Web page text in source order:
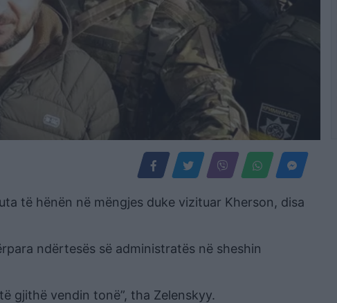
të hënën në mëngjes duke vizituar Kherson, disa
ndërtesës së administratës në sheshin
gjithë vendin tonë”, tha Zelenskyy.